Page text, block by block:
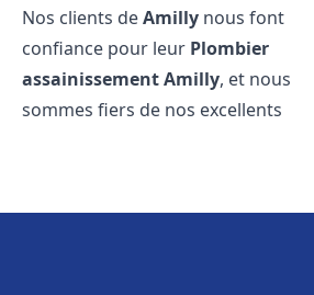
Nos clients deAmilly nous font
confiance pour leur Plombier
assainissementAmilly, et nous
sommes fiers de nos excellents